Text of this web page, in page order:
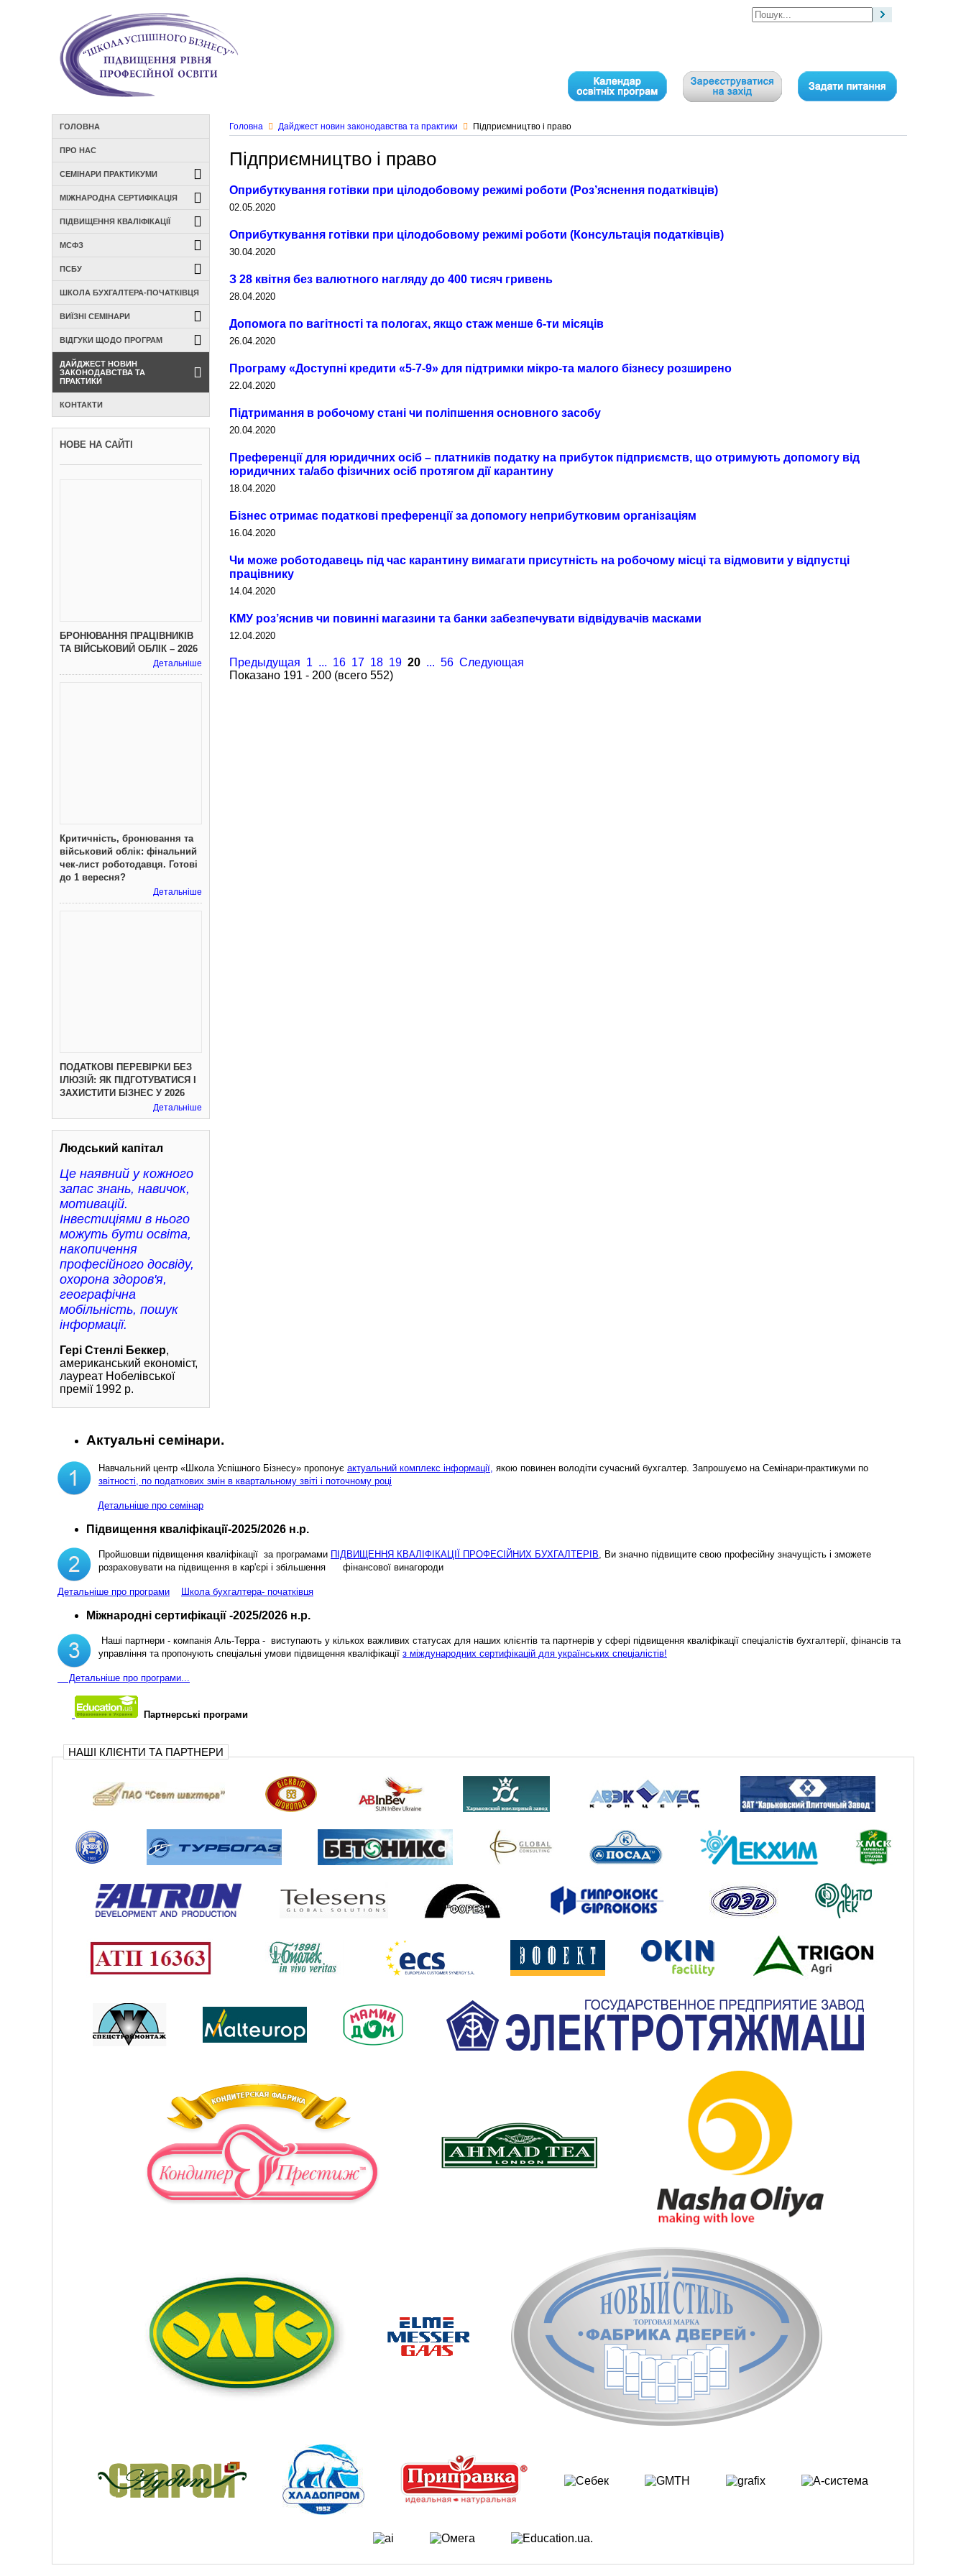
Головна Дайджест новин законодавства та практики Підприємництво і право
Підприємництво і право
Оприбуткування готівки при цілодобовому режимі роботи (Роз’яснення податківців)
02.05.2020
Оприбуткування готівки при цілодобовому режимі роботи (Консультація податківців)
30.04.2020
З 28 квітня без валютного нагляду до 400 тисяч гривень
28.04.2020
Допомога по вагітності та пологах, якщо стаж менше 6-ти місяців
26.04.2020
Програму «Доступні кредити «5-7-9» для підтримки мікро-та малого бізнесу розширено
22.04.2020
Підтримання в робочому стані чи поліпшення основного засобу
20.04.2020
Преференції для юридичних осіб – платників податку на прибуток підприємств, що отримують допомогу від
юридичних та/або фізичних осіб протягом дії карантину
18.04.2020
Бізнес отримає податкові преференції за допомогу неприбутковим організаціям
16.04.2020
Чи може роботодавець під час карантину вимагати присутність на робочому місці та відмовити у відпустці
працівнику
14.04.2020
КМУ роз’яснив чи повинні магазини та банки забезпечувати відвідувачів масками
12.04.2020
Предыдущая 1 ... 16 17 18 19 20 ... 56 Следующая
Показано 191 - 200 (всего 552)
ГОЛОВНА
ПРО НАС
СЕМІНАРИ ПРАКТИКУМИ
МІЖНАРОДНА СЕРТИФІКАЦІЯ
ПІДВИЩЕННЯ КВАЛІФІКАЦІЇ
МСФЗ
ПСБУ
ШКОЛА БУХГАЛТЕРА-ПОЧАТКІВЦЯ
ВИЇЗНІ СЕМІНАРИ
ВІДГУКИ ЩОДО ПРОГРАМ
ДАЙДЖЕСТ НОВИН
ЗАКОНОДАВСТВА ТА
ПРАКТИКИ
КОНТАКТИ
НОВЕ НА САЙТІ
БРОНЮВАННЯ ПРАЦІВНИКІВ
ТА ВІЙСЬКОВИЙ ОБЛІК – 2026
Детальніше
Критичність, бронювання та
військовий облік: фінальний
чек-лист роботодавця. Готові
до 1 вересня?
Детальніше
ПОДАТКОВІ ПЕРЕВІРКИ БЕЗ
ІЛЮЗІЙ: ЯК ПІДГОТУВАТИСЯ І
ЗАХИСТИТИ БІЗНЕС У 2026
Детальніше
Людський капітал
Це наявний у кожного
запас знань, навичок,
мотивацій.
Інвестиціями в нього
можуть бути освіта,
накопичення
професійного досвіду,
охорона здоров'я,
географічна
мобільність, пошук
інформації.
Гері Стенлі Беккер,
американський економіст,
лауреат Нобелівської
премії 1992 р.
Актуальні семінари.
Навчальний центр «Школа Успішного Бізнесу» пропонує актуальний комплекс інформації, якою повинен володіти сучасний бухгалтер. Запрошуємо на Семінари-практикуми по
звітності, по податкових змін в квартальному звіті і поточному році
Детальніше про семінар
Підвищення кваліфікації-2025/2026 н.р.
Пройшовши підвищення кваліфікації за програмами ПІДВИЩЕННЯ КВАЛІФІКАЦІЇ ПРОФЕСІЙНИХ БУХГАЛТЕРІВ, Ви значно підвищите свою професійну значущість і зможете
розраховувати на підвищення в кар'єрі і збільшення фінансової винагороди
Детальніше про програми Школа бухгалтера- початківця
Міжнародні сертифікації -2025/2026 н.р.
Наші партнери - компанія Аль-Терра - виступають у кількох важливих статусах для наших клієнтів та партнерів у сфері підвищення кваліфікації спеціалістів бухгалтерії, фінансів та
управління та пропонують спеціальні умови підвищення кваліфікації з міждународних сертифікацій для українських спеціалістів!
Детальніше про програми...
Партнерські програми
НАШІ КЛІЄНТИ ТА ПАРТНЕРИ